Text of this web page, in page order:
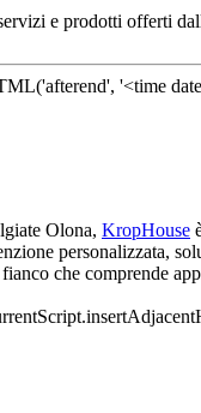
e prodotti offerti
Olona, KropHouse
personalizzata,
che comprende